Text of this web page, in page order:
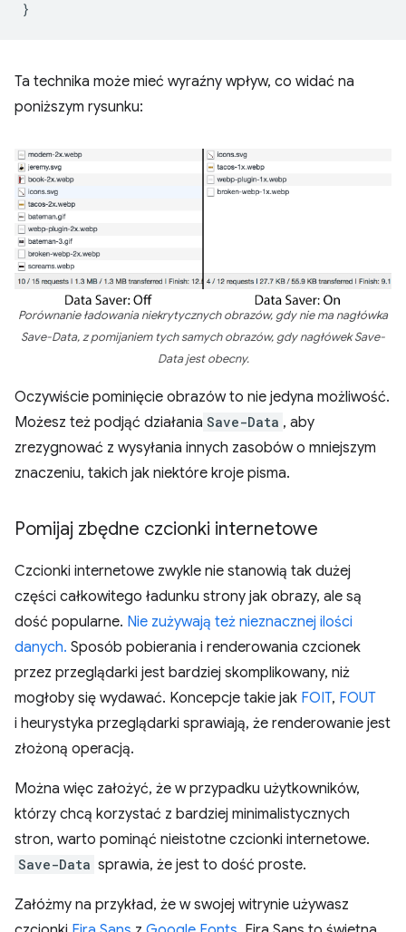
}
Ta technika może mieć wyraźny wpływ, co widać na
poniższym rysunku:
Porównanie ładowania niekrytycznych obrazów, gdy nie ma nagłówka
Save-Data, z pomijaniem tych samych obrazów, gdy nagłówek Save-
Data jest obecny.
Oczywiście pominięcie obrazów to nie jedyna możliwość.
Możesz też podjąć działania Save-Data , aby
zrezygnować z wysyłania innych zasobów o mniejszym
znaczeniu, takich jak niektóre kroje pisma.
Pomijaj zbędne czcionki internetowe
Czcionki internetowe zwykle nie stanowią tak dużej
części całkowitego ładunku strony jak obrazy, ale są
dość popularne. Nie zużywają też nieznacznej ilości
danych. Sposób pobierania i renderowania czcionek
przez przeglądarki jest bardziej skomplikowany, niż
mogłoby się wydawać. Koncepcje takie jak FOIT, FOUT
i heurystyka przeglądarki sprawiają, że renderowanie jest
złożoną operacją.
Można więc założyć, że w przypadku użytkowników,
którzy chcą korzystać z bardziej minimalistycznych
stron, warto pominąć nieistotne czcionki internetowe.
Save-Data sprawia, że jest to dość proste.
Załóżmy na przykład, że w swojej witrynie używasz